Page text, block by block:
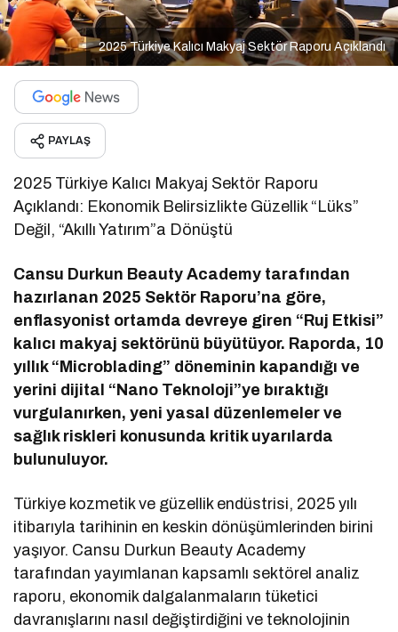
2025 Türkiye Kalıcı Makyaj Sektör Raporu Açıklandı
PAYLAŞ
2025 Türkiye Kalıcı Makyaj Sektör Raporu
Açıklandı: Ekonomik Belirsizlikte Güzellik “Lüks”
Değil, “Akıllı Yatırım”a Dönüştü
Cansu Durkun Beauty Academy tarafından
hazırlanan 2025 Sektör Raporu’na göre,
enflasyonist ortamda devreye giren “Ruj Etkisi”
kalıcı makyaj sektörünü büyütüyor. Raporda, 10
yıllık “Microblading” döneminin kapandığı ve
yerini dijital “Nano Teknoloji”ye bıraktığı
vurgulanırken, yeni yasal düzenlemeler ve
sağlık riskleri konusunda kritik uyarılarda
bulunuluyor.
Türkiye kozmetik ve güzellik endüstrisi, 2025 yılı
itibarıyla tarihinin en keskin dönüşümlerinden birini
yaşıyor. Cansu Durkun Beauty Academy
tarafından yayımlanan kapsamlı sektörel analiz
raporu, ekonomik dalgalanmaların tüketici
davranışlarını nasıl değiştirdiğini ve teknolojinin